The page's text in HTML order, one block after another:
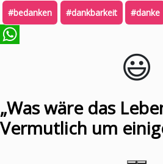
#bedanken #dankbarkeit #danke
😃️
„Was wäre das
Vermutlich um